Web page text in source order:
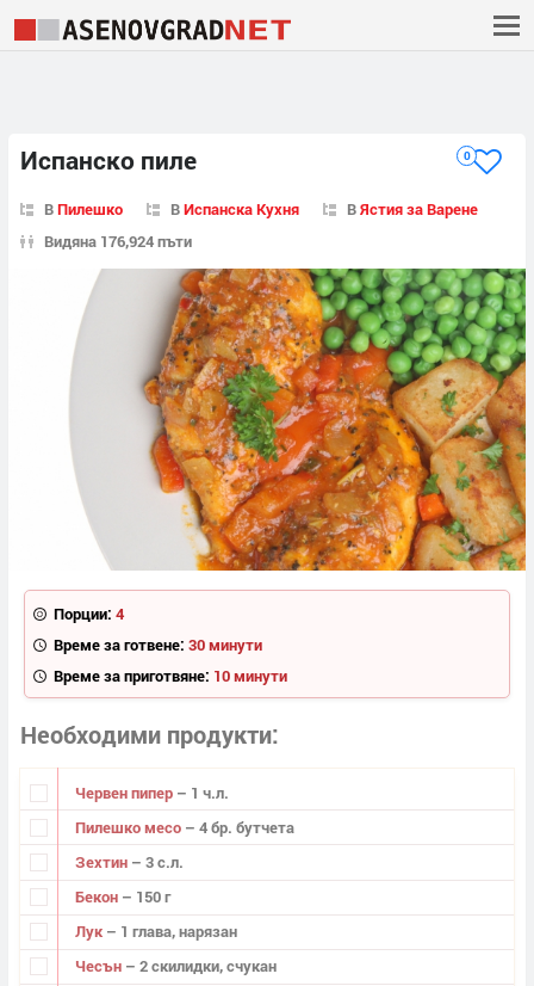
Испанско пиле 0
ВПилешко ВИспанска Кухня ВЯстия за Варене
Видяна 176,924 пъти
Порции: 4
Време за готвене: 30 минути
Време за приготвяне: 10 минути
Необходими продукти
Червен пипер – 1 ч.л.
Пилешко месо – 4 бр. бутчета
Зехтин – 3 с.л.
Бекон – 150 г
Лук – 1 глава, нарязан
Чесън – 2 скилидки, счукан